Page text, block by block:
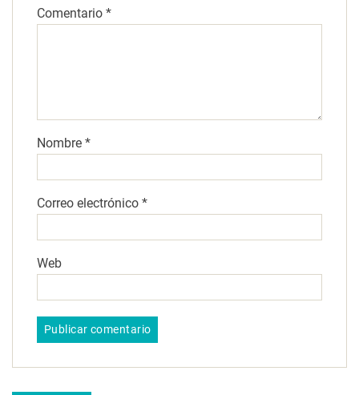
Comentario *
Nombre *
Correo electrónico *
Web